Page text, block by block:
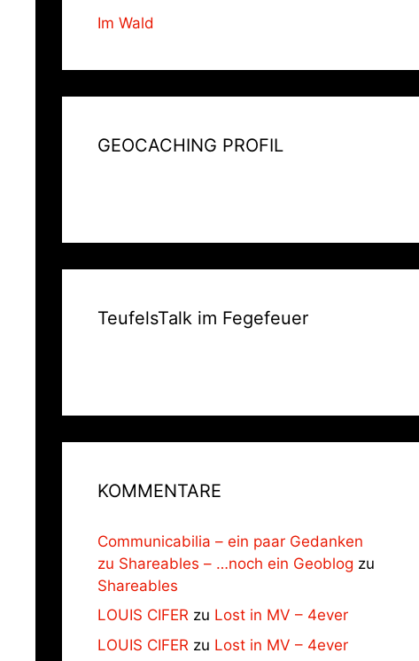
Im Wald
GEOCACHING PROFIL
TeufelsTalk im Fegefeuer
KOMMENTARE
Communicabilia – ein paar Gedanken
zu Shareables – …noch ein Geoblog zu
Shareables
LOUIS CIFERzu Lost in MV – 4ever
LOUIS CIFER zu Lost in MV – 4ever